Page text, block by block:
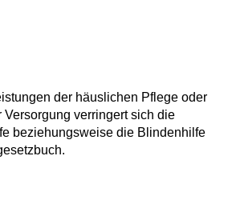
der häuslichen Pflege oder
Versorgung verringert sich die
beziehungsweise die Blindenhilfe